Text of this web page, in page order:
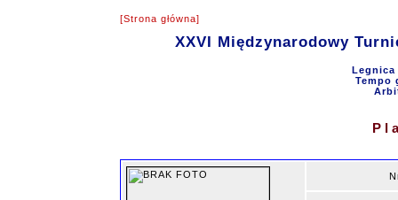
[Strona główna]
XXVI Międzynarodowy
Legnica
Tempo